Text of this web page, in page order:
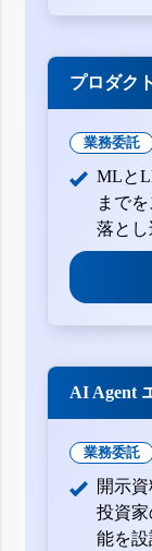
プロダク
業務委託
MLと
まで
落とし
AI Agent
業務委託
開示
投資
能を設